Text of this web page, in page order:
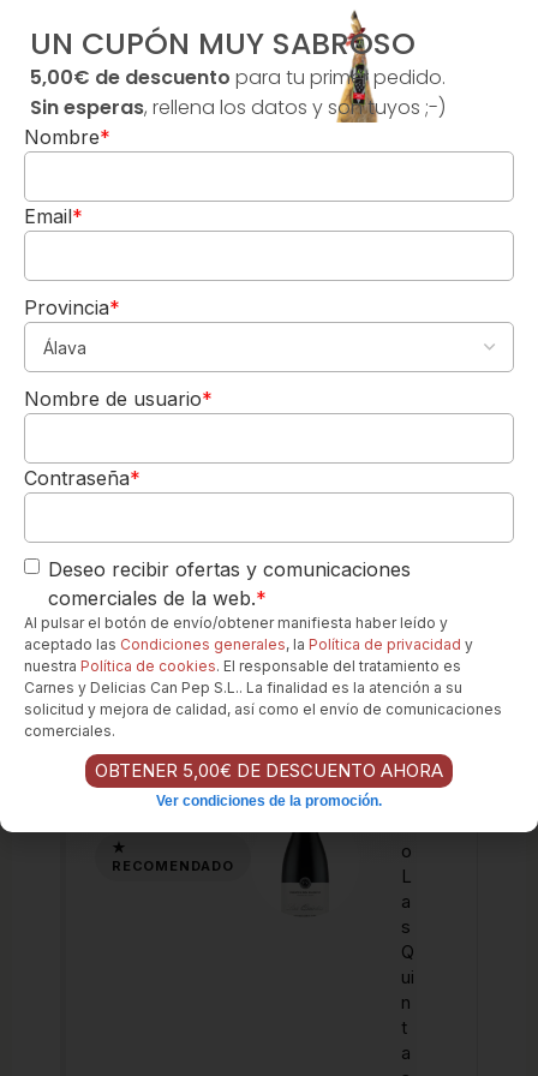
e
o
s
e
t
e
d
e
l
S
e
n
o
L
a
s
Q
ui
n
t
a
5,00€
DE REGALO
Para tu 1º pedido
Los quiero-->
UN CUPÓN MUY SABROSO
5,00€ de descuento para tu primer pedido.
Sin esperas, rellena los datos y son tuyos ;-)
Nombre*
Email*
Provincia*
Nombre de usuario*
Contraseña*
Deseo recibir ofertas y comunicaciones
comerciales de la web.*
Al pulsar el botón de envío/obtener manifiesta haber leído y
aceptado las Condiciones generales, la Política de privacidad y
nuestra Política de cookies. El responsable del tratamiento es
Carnes y Delicias Can Pep S.L.. La finalidad es la atención a su
solicitud y mejora de calidad, así como el envío de comunicaciones
comerciales.
OBTENER 5,00€ DE DESCUENTO AHORA
Ver condiciones de la promoción.